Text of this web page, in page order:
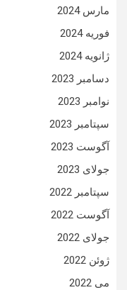
مارس 2024
فوریه 2024
ژانویه 2024
دسامبر 2023
نوامبر 2023
سپتامبر 2023
آگوست 2023
جولای 2023
سپتامبر 2022
آگوست 2022
جولای 2022
ژوئن 2022
می 2022